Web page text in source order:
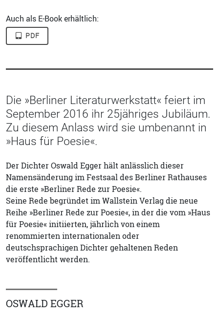
Auch als E-Book erhältlich:
PDF
Die »Berliner Literaturwerkstatt« feiert im
September 2016 ihr 25jähriges Jubiläum.
Zu diesem Anlass wird sie umbenannt in
»Haus für Poesie«.
Der Dichter Oswald Egger hält anlässlich dieser
Namensänderung im Festsaal des Berliner Rathauses
die erste »Berliner Rede zur Poesie«.
Seine Rede begründet im Wallstein Verlag die neue
Reihe »Berliner Rede zur Poesie«, in der die vom »Haus
für Poesie« initiierten, jährlich von einem
renommierten internationalen oder
deutschsprachigen Dichter gehaltenen Reden
veröffentlicht werden.
OSWALD EGGER